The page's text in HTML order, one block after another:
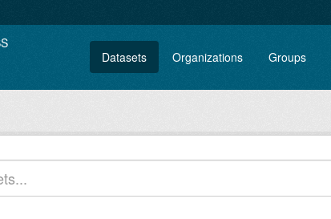
Datasets Organizations Groups